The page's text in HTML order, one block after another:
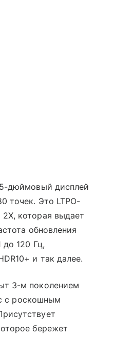
дюймовый дисплей
точек. Это LTPO-
которая выдает
обновления
до 120 Гц,
и так далее.
3-м поколением
с роскошным
бережет